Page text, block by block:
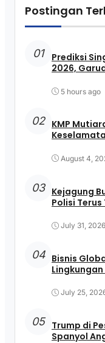
Postingan
01
Prediksi
2026,
5 hours ago
02 KMP
August 4,
03 Kejagung
Polisi
July 31, 2026
04 Bisnis
July 25,
05 Trump di
Spanyol